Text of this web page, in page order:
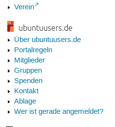
Verein
ubuntuusers.de
Über ubuntuusers.de
Portalregeln
Mitglieder
Gruppen
Spenden
Kontakt
Ablage
Wer ist gerade angemeldet?